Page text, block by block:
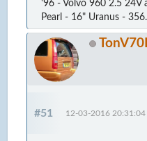
'96 - Volvo 960 2.5 24V
Pearl - 16" Uranus -
#51 12-03-2016 20:31:04